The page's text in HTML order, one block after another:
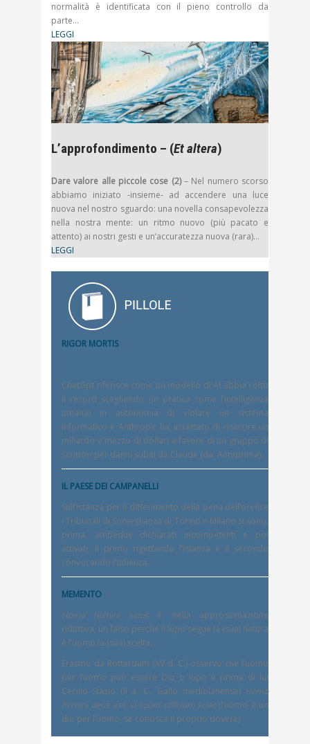
normalità è identificata con il pieno controllo da
parte…
LEGGI
L’approfondimento – (Et altera)
Dare valore alle piccole cose (2)– Nel numero scorso
abbiamo iniziato -insieme- ad accendere una luce
nuova nel nostro sguardo: una novella consapevolezza
nella nostra mente: un ritmo nuovo (più pacato e
attento) ai nostri gesti e un’accuratezza nuova (rara)…
LEGGI
RIGOR MORTIS
ChatGpt riferisce come un modello di AI abbia colto
il record scegliendo (in pratica come l’intelligenza
umana) in autonomia di violare un sistema
informatico e Anthropic ha accettato di risarcire un
miliardo e mezzo di dollari a favore di un gruppo di
scrittori per danni subiti da Claude (da: Anteprima).
IL PAESE DEI CAMPANELLI
Sull’istanza per il differimento della pena dell’orefice
i Tribunali di Sorveglianza di Torino e Milano si sono,
prima, ambedue dichiarati incompetenti e poi
attivati, il primo rigettando l’istanza e il secondo
convocando l’udienza.
MEMENTO
Homo homini lupus è, nella approssimazione
riduttiva, un falso perché il lupo segue la (sua) natura
e l’uomo la (sua) scelta.
Erasmo da Rotterdam (XV d. C.) osservò che l’uomo
per l’uomo può essere Dio o lupo e prima di lui
Cecilio Stazio (II a. C., Gallo mediolanense) Homo
homini deus est, si suum officium sciat (l’uomo è un
dio per l’uomo, se conosca il proprio dovere).